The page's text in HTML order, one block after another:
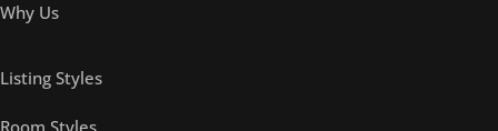
Why Us
Listing Styles